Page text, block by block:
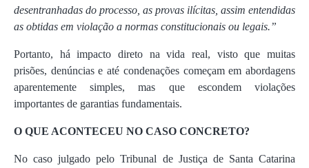
desentranhadas do processo, as provas ilícitas, assim entendidas
as obtidas em violação a normas constitucionais ou legais.”
Portanto, há impacto direto na vida real, visto que muitas
prisões, denúncias e até condenações começam em abordagens
aparentemente simples, mas que escondem violações
importantes de garantias fundamentais.
O QUE ACONTECEU NO CASO CONCRETO?
No caso julgado pelo Tribunal de Justiça de Santa Catarina